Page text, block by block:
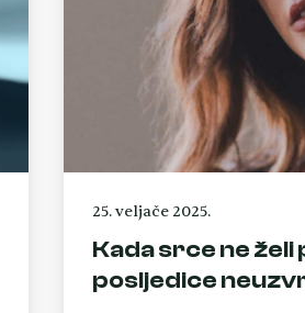
25. veljače 2025.
Kada srce ne
posljedice